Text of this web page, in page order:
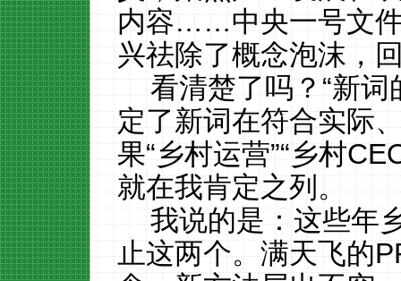
内容……中央一号文
兴祛除了概念泡沫，
看清楚了吗？“新
定了新词在符合实际
果“乡村运营”“乡村
就在我肯定之列。
我说的是：这些年
止这两个。满天飞的